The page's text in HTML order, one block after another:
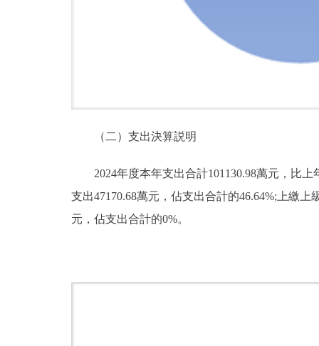
（二）支出決算説明
2024年度本年支出合計101130.98萬元，比
支出47170.68萬元，佔支出合計的46.64%;上繳
元，佔支出合計的0%。